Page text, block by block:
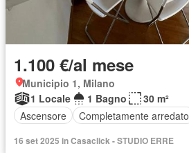
1.100 €/al mese
Municipio 1, Milano
1 Locale
1 Bagno
30 m²
Ascensore
Completamente arredato
16 set 2025 in Casaclick - STUDIO ERRE